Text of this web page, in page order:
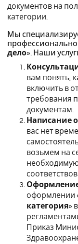
документов на
категории.
Мы
дело». Наши
вам понять,
включить в
требования
документам.
Написание
вас нет
возьмем на
оформлении
категория»
Приказ